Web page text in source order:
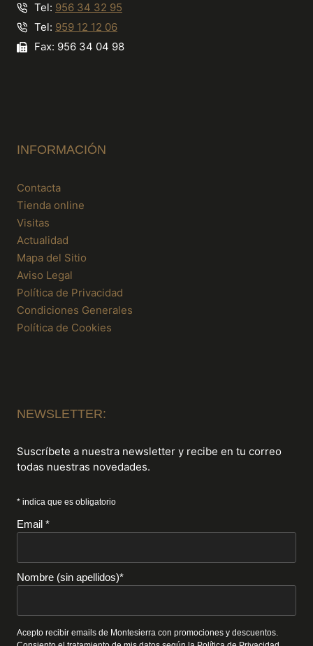
Tel: 956 34 32 95
Tel: 959 12 12 06
Fax: 956 34 04 98
INFORMACIÓN
Contacta
Tienda online
Visitas
Actualidad
Mapa del Sitio
Aviso Legal
Política de Privacidad
Condiciones Generales
Política de Cookies
NEWSLETTER:
Suscríbete a nuestra newsletter y recibe en tu correo
todas nuestras novedades.
* indica que es obligatorio
Email *
Nombre (sin apellidos)*
Acepto recibir emails de Montesierra con promociones y descuentos.